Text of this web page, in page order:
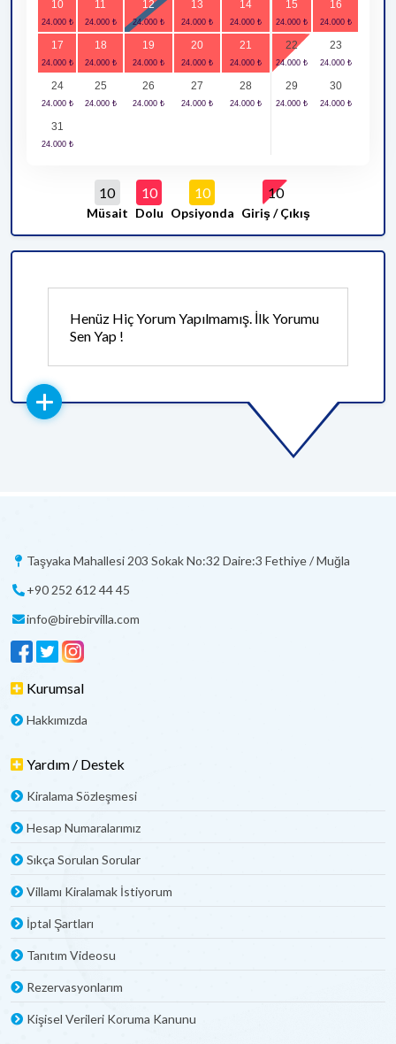
10 11 12 13 14 15 16
17 18 19 20 21 22 23
24 25 26 27 28 29 30
31
10
Müsait
10
Dolu
10
Opsiyonda
10
Giriş / Çıkış
Henüz Hiç Yorum Yapılmamış. İlk Yorumu
Sen Yap !
Taşyaka Mahallesi 203 Sokak No:32 Daire:3 Fethiye / Muğla
+90 252 612 44 45
info@birebirvilla.com
Kurumsal
Hakkımızda
Yardım / Destek
Kiralama Sözleşmesi
Hesap Numaralarımız
Sıkça Sorulan Sorular
Villamı Kiralamak İstiyorum
İptal Şartları
Tanıtım Videosu
Rezervasyonlarım
Kişisel Verileri Koruma Kanunu